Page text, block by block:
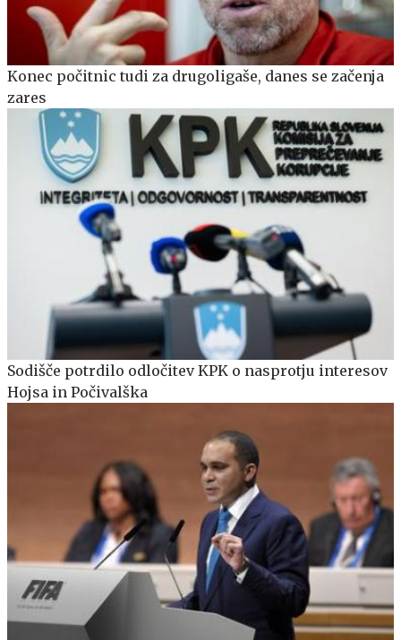
Konec počitnic tudi za drugoligaše, danes se začenja
zares
Sodišče potrdilo odločitev KPK o nasprotju interesov
Hojsa in Počivalška